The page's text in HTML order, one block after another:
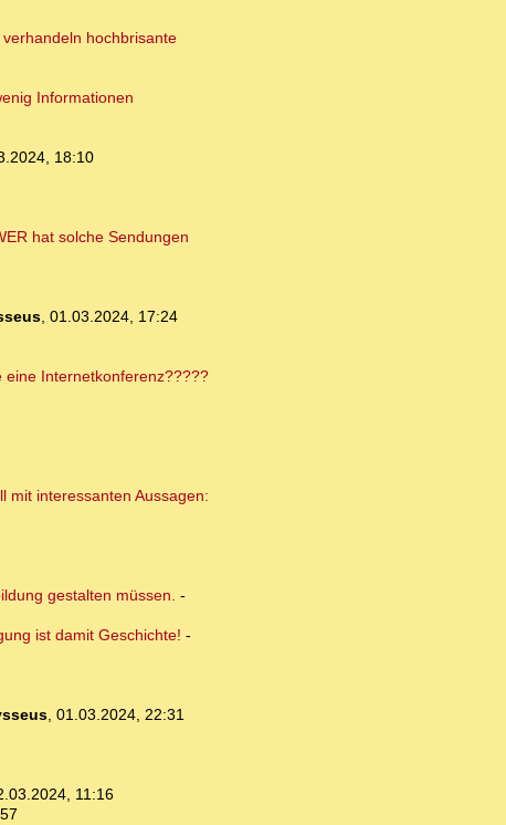
hochbrisante
Informationen
18:10
hat solche Sendungen
, 01.03.2024, 17:24
eine Internetkonferenz?????
mit interessanten Aussagen:
gestalten müssen. -
ist damit Geschichte! -
, 01.03.2024, 22:31
11:16